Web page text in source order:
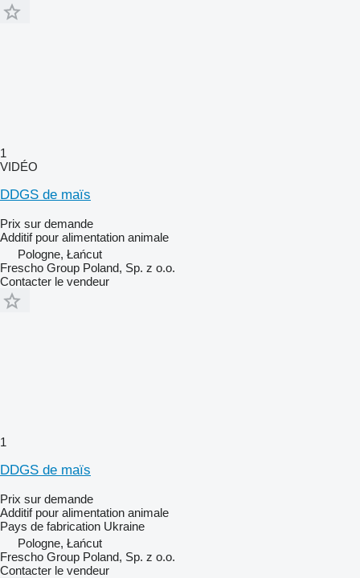
1
VIDÉO
DDGS de maïs
Prix sur demande
Additif pour alimentation animale
Pologne, Łańcut
Frescho Group Poland, Sp. z o.o.
Contacter le vendeur
1
DDGS de maïs
Prix sur demande
Additif pour alimentation animale
Pays de fabrication Ukraine
Pologne, Łańcut
Frescho Group Poland, Sp. z o.o.
Contacter le vendeur